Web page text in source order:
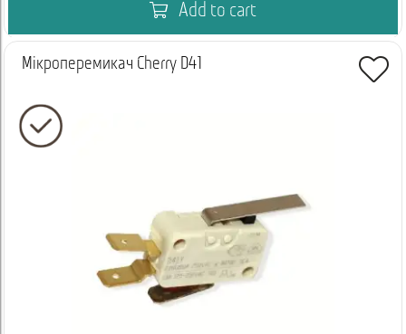
Add to cart
Мікроперемикач Cherry D41